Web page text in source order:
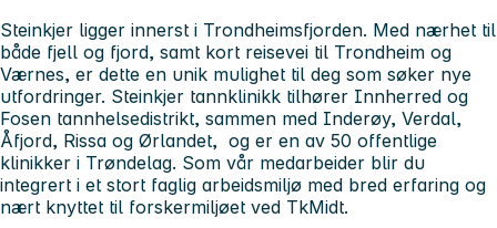
Steinkjer ligger innerst i Trondheimsfjorden. Med nærhet til
både fjell og fjord, samt kort reisevei til Trondheim og
Værnes, er dette en unik mulighet til deg som søker nye
utfordringer. Steinkjer tannklinikk tilhører Innherred og
Fosen tannhelsedistrikt, sammen med Inderøy, Verdal,
Åfjord, Rissa og Ørlandet, og er en av 50 offentlige
klinikker i Trøndelag. Som vår medarbeider blir du
integrert i et stort faglig arbeidsmiljø med bred erfaring og
nært knyttet til forskermiljøet ved TkMidt.